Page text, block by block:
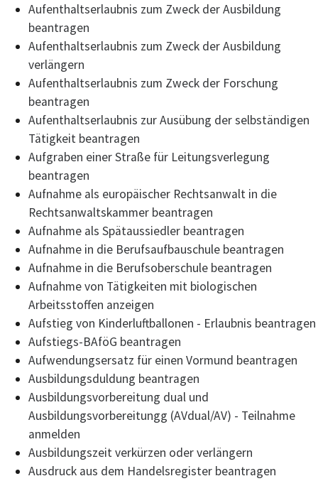
Aufenthaltserlaubnis zum Zweck der Ausbildung
beantragen
Aufenthaltserlaubnis zum Zweck der Ausbildung
verlängern
Aufenthaltserlaubnis zum Zweck der Forschung
beantragen
Aufenthaltserlaubnis zur Ausübung der selbständigen
Tätigkeit beantragen
Aufgraben einer Straße für Leitungsverlegung
beantragen
Aufnahme als europäischer Rechtsanwalt in die
Rechtsanwaltskammer beantragen
Aufnahme als Spätaussiedler beantragen
Aufnahme in die Berufsaufbauschule beantragen
Aufnahme in die Berufsoberschule beantragen
Aufnahme von Tätigkeiten mit biologischen
Arbeitsstoffen anzeigen
Aufstieg von Kinderluftballonen - Erlaubnis beantragen
Aufstiegs-BAföG beantragen
Aufwendungsersatz für einen Vormund beantragen
Ausbildungsduldung beantragen
Ausbildungsvorbereitung dual und
Ausbildungsvorbereitungg (AVdual/AV) - Teilnahme
anmelden
Ausbildungszeit verkürzen oder verlängern
Ausdruck aus dem Handelsregister beantragen